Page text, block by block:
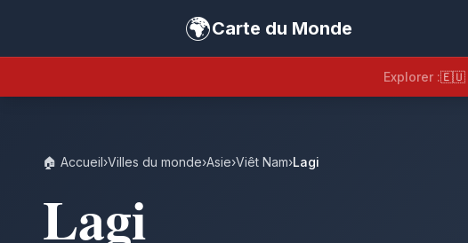
🌍Carte du Monde
Explorer :🇪🇺
🏠 Accueil›Villes du monde›Asie›Viêt Nam›Lagi
Lagi